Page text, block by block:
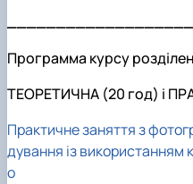
Программа курсу
ТЕОРЕТИЧНА (20 год) і
Практичне заняття з
дування із використанням
o